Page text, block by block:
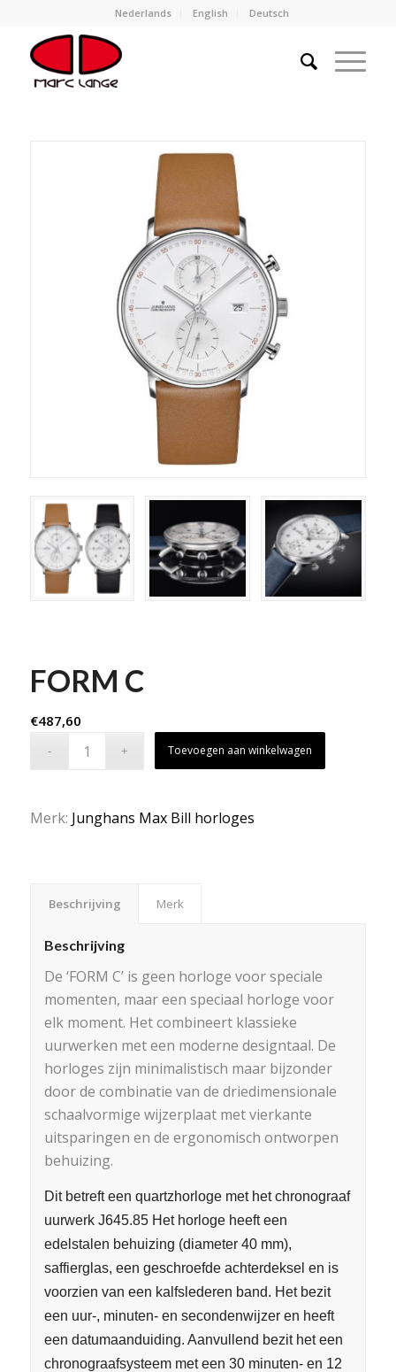
Nederlands English Deutsch
FORM C
€487,60
Toevoegen aan winkelwagen
Merk: Junghans Max Bill horloges
Beschrijving Merk
Beschrijving
De ‘FORM C’ is geen horloge voor speciale
momenten, maar een speciaal horloge voor
elk moment. Het combineert klassieke
uurwerken met een moderne designtaal. De
horloges zijn minimalistisch maar bijzonder
door de combinatie van de driedimensionale
schaalvormige wijzerplaat met vierkante
uitsparingen en de ergonomisch ontworpen
behuizing.
Dit betreft een quartzhorloge met het chronograaf
uurwerk J645.85 Het horloge heeft een
edelstalen behuizing (diameter 40 mm),
saffierglas, een geschroefde achterdeksel en is
voorzien van een kalfslederen band. Het bezit
een uur-, minuten- en secondenwijzer en heeft
een datumaanduiding. Aanvullend bezit het een
chronograafsysteem met een 30 minuten- en 12